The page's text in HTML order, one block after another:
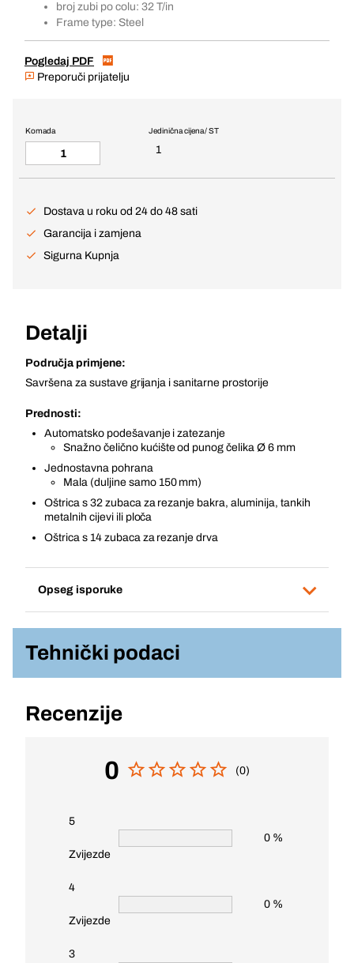
broj zubi po colu: 32 T/in
Frame type: Steel
Pogledaj PDF
Preporuči prijatelju
Jedinična cijena / ST
1
Komada
Dostava u roku od 24 do 48 sati
Garancija i zamjena
Sigurna Kupnja
Detalji
Područja primjene:
Savršena za sustave grijanja i sanitarne prostorije
Prednosti:
Automatsko podešavanje i zatezanje
Snažno čelično kućište od punog čelika Ø 6 mm
Jednostavna pohrana
Mala (duljine samo 150 mm)
Oštrica s 32 zubaca za rezanje bakra, aluminija, tankih
metalnih cijevi ili ploča
Oštrica s 14 zubaca za rezanje drva
Opseg isporuke
Tehnički podaci
Recenzije
0 (0)
5
Zvijezde
0 %
4
Zvijezde
0 %
3